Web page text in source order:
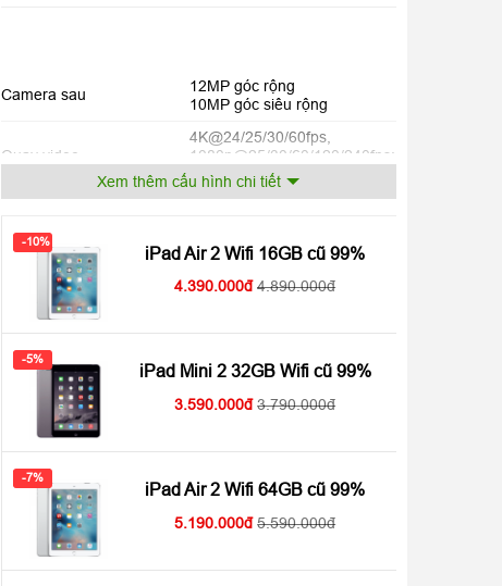
Camera sau
12MP góc rộng
10MP góc siêu rộng
Quay video
4K@24/25/30/60fps,
1080p@25/30/60/120/240fps;
Chống rung EIS
Camera trước
độ
Quay video trước
Chipset
Loại CPU
Xem thêm cấu hình chi tiết
-10%
iPad Air 2 Wifi 16GB cũ 99%
4.390.000 4.890.000
-5%
iPad Mini 2 32GB Wifi cũ 99%
3.590.000 3.790.000
-7%
iPad Air 2 Wifi 64GB cũ 99%
5.190.000 5.590.000